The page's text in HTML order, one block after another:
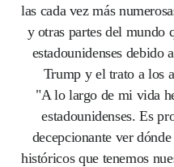
las cada vez más
y otras partes del mundo
estadounidenses debido
Trump y el trato a los
"A lo largo de mi vida
estadounidenses. Es
decepcionante ver
históricos que tenemos